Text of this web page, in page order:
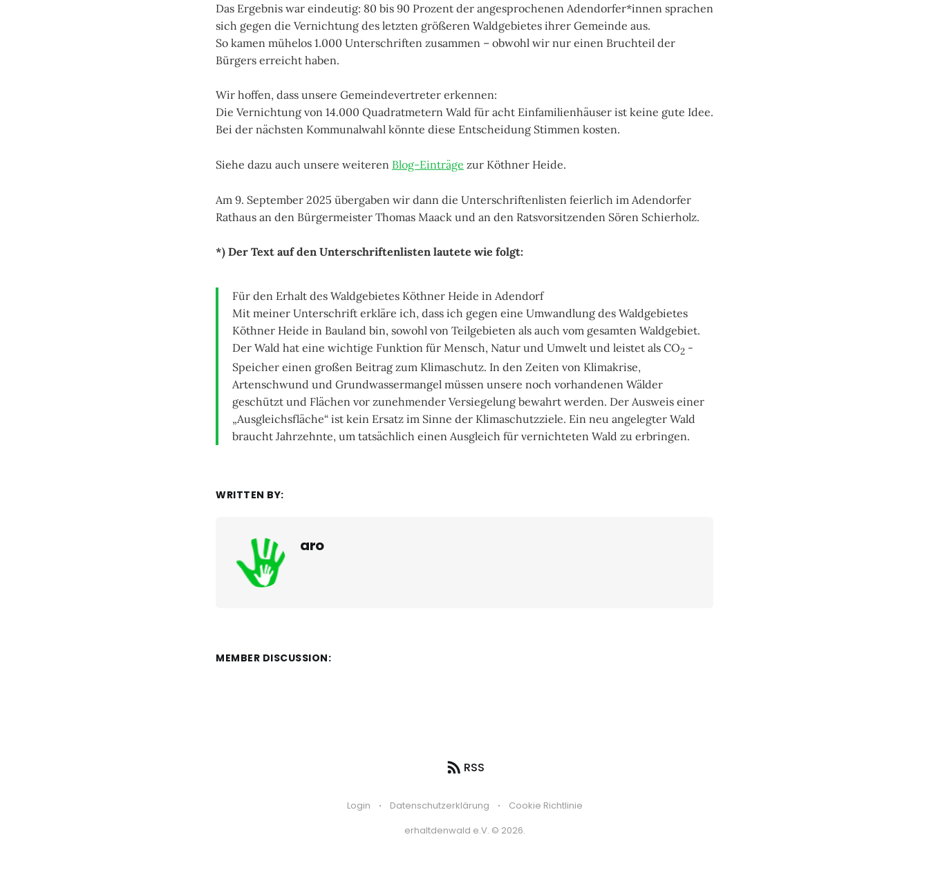
Das Ergebnis war eindeutig: 80 bis 90 Prozent der angesprochenen Adendorfer*innen sprachen
sich gegen die Vernichtung des letzten größeren Waldgebietes ihrer Gemeinde aus.
So kamen mühelos 1.000 Unterschriften zusammen – obwohl wir nur einen Bruchteil der
Bürgers erreicht haben.
Wir hoffen, dass unsere Gemeindevertreter erkennen:
Die Vernichtung von 14.000 Quadratmetern Wald für acht Einfamilienhäuser ist keine gute Idee.
Bei der nächsten Kommunalwahl könnte diese Entscheidung Stimmen kosten.
Siehe dazu auch unsere weiteren Blog-Einträge zur Köthner Heide.
Am 9. September 2025 übergaben wir dann die Unterschriftenlisten feierlich im Adendorfer
Rathaus an den Bürgermeister Thomas Maack und an den Ratsvorsitzenden Sören Schierholz.
*) Der Text auf den Unterschriftenlisten lautete wie folgt:
Für den Erhalt des Waldgebietes Köthner Heide in Adendorf
Mit meiner Unterschrift erkläre ich, dass ich gegen eine Umwandlung des Waldgebietes
Köthner Heide in Bauland bin, sowohl von Teilgebieten als auch vom gesamten Waldgebiet.
Der Wald hat eine wichtige Funktion für Mensch, Natur und Umwelt und leistet als CO2 -
Speicher einen großen Beitrag zum Klimaschutz. In den Zeiten von Klimakrise,
Artenschwund und Grundwassermangel müssen unsere noch vorhandenen Wälder
geschützt und Flächen vor zunehmender Versiegelung bewahrt werden. Der Ausweis einer
„Ausgleichsfläche“ ist kein Ersatz im Sinne der Klimaschutzziele. Ein neu angelegter Wald
braucht Jahrzehnte, um tatsächlich einen Ausgleich für vernichteten Wald zu erbringen.
WRITTEN BY:
aro
MEMBER DISCUSSION:
RSS
Login Datenschutzerklärung
Cookie Richtlinie
erhaltdenwald e.V. © 2026.